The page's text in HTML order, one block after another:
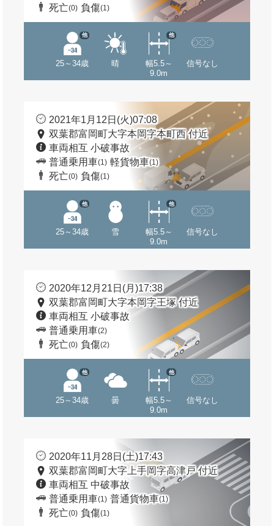
死亡(0) 負傷(1)
25～34歳
他
晴
幅5.5～
9.0m
他
信号なし
2021年1月12日(火)07:08
双葉郡富岡町大字本岡字本町西 付近
車両相互 小破事故
普通乗用車(1) 軽貨物車(1)
死亡(0) 負傷(1)
25～34歳
他
雪
幅5.5～
9.0m
他
信号なし
2020年12月21日(月)17:38
双葉郡富岡町大字本岡字王塚 付近
車両相互 小破事故
普通乗用車(2)
死亡(0) 負傷(2)
25～34歳
他
曇
幅5.5～
9.0m
他
信号なし
2020年11月28日(土)17:43
双葉郡富岡町大字上手岡字高津戸 付近
車両相互 中破事故
普通乗用車(1) 普通貨物車(1)
死亡(0) 負傷(1)